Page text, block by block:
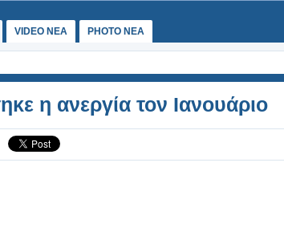
VIDEO NEA PHOTO NEA
η ανεργία τον Ιανουάριο